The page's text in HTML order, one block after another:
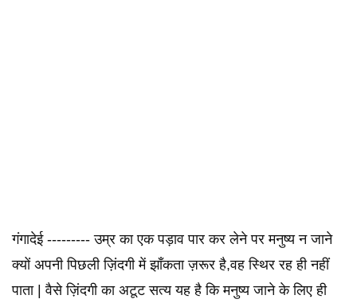
गंगादेई --------- उम्र का एक पड़ाव पार कर लेने पर मनुष्य न जाने
क्यों अपनी पिछली ज़िंदगी में झाँकता ज़रूर है,वह स्थिर रह ही नहीं
पाता | वैसे ज़िंदगी का अटूट सत्य यह है कि मनुष्य जाने के लिए ही